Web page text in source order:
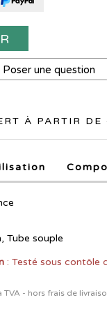
Poser une question
À PARTIR DE
Tube souple
: Testé sous contôle
TVA - hors frais de